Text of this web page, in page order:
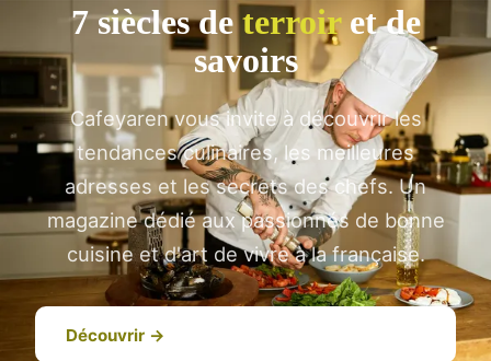
7 siècles de terroiret de
savoirs
Cafeyaren vous invite à découvrir les
tendances culinaires, les meilleures
adresses et les secrets des chefs. Un
magazine dédié aux passionnés de bonne
cuisine et d'art de vivre à la française.
Découvrir →